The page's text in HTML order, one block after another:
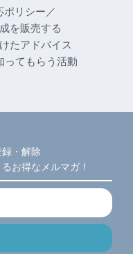
ポリシー／
を販売する
たアドバイス
ってもらう活動
・解除
お得なメルマガ！